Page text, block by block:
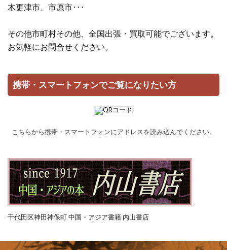
木更津市、市原市･･･
その他市町村その他、全国出張・買取可能でございます。
お気軽にお問合せください。
携帯・スマートフォンでご覧になりたい方
こちらから携帯・スマートフォンにアドレスを読み込んでください。
千代田区神田神保町 中国・アジア書籍 内山書店